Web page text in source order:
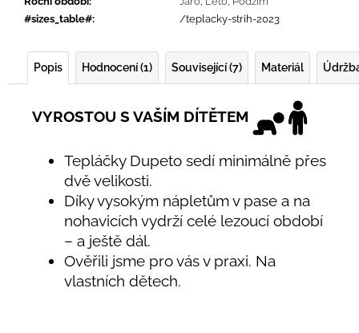
#sizes_table#: /teplacky-strih-2023
Popis Hodnocení (1) Související (7) Materiál
VYROSTOU S VAŠÍM DÍTĚTEM
Tepláčky Dupeto sedí minimálně přes
dvě velikosti.
Díky vysokým nápletům v pase a na
nohavicích vydrží celé lezoucí období
– a ještě dál.
Ověřili jsme pro vás v praxi. Na
vlastních dětech.